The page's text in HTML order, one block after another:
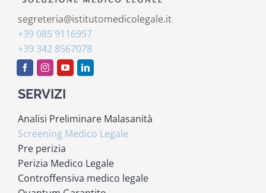
segreteria@istitutomedicolegale.it
+39 085 9116957
+39 342 8567078
SERVIZI
Analisi Preliminare Malasanità
Screening Medico Legale
Pre perizia
Perizia Medico Legale
Controffensiva medico legale